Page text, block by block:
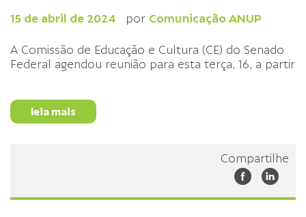
15 de abril de 2024 por Comunicação ANUP
A Comissão de Educação e Cultura (CE) do Senado
Federal agendou reunião para esta terça, 16, a partir
leia mais
Compartilhe